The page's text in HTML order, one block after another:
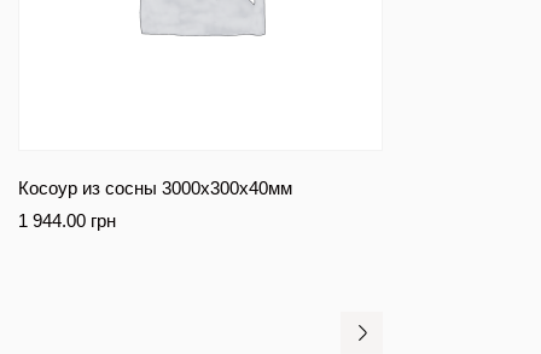
Косоур из сосны 3000x300x40мм
1 944.00 грн